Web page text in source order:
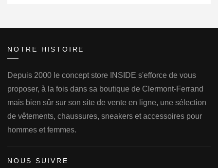
NOTRE HISTOIRE
Depuis 2000 le concept store INSIDE s'efforce de vous
proposer, à la fois dans sa boutique de Clermont-Ferrand
mais bien sûr sur son site de vente en ligne, une sélection
de vêtements, chaussures, sneakers et accessoires pour
hommes et femmes.
NOUS SUIVRE